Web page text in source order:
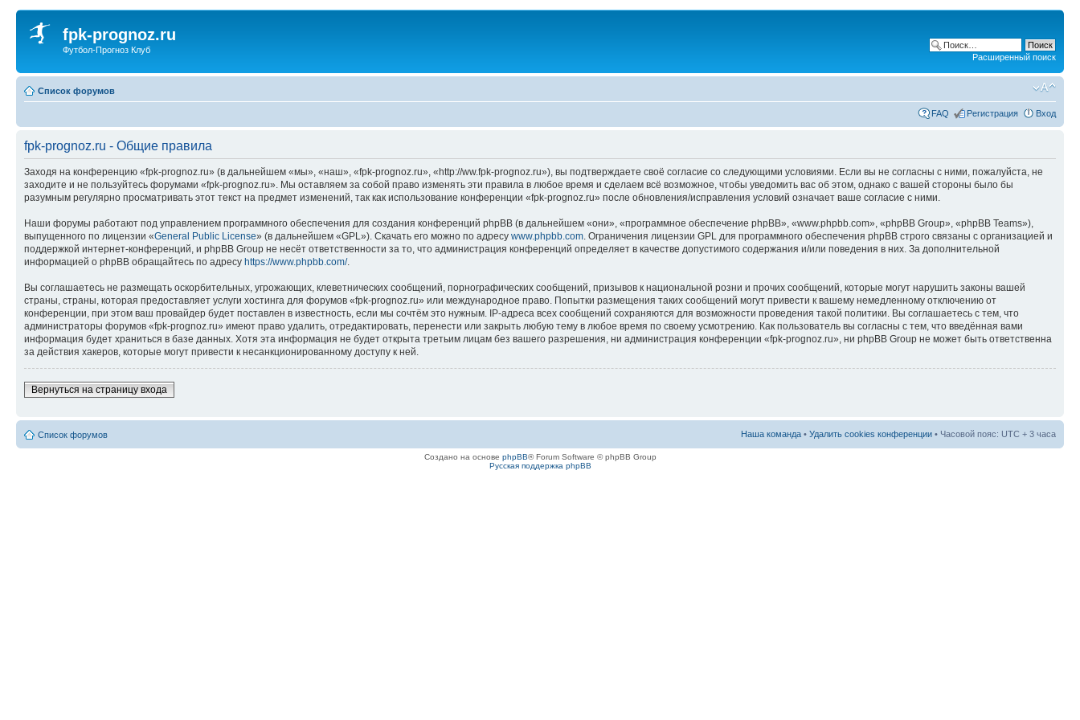
fpk-prognoz.ru
Футбол-Прогноз Клуб
Расширенный поиск
Список форумов
FAQ Регистрация Вход
fpk-prognoz.ru - Общие правила
Заходя на конференцию «fpk-prognoz.ru» (в дальнейшем «мы», «наш», «fpk-prognoz.ru», «http://ww.fpk-prognoz.ru»), вы подтверждаете своё согласие со следующими условиями. Если вы не согласны с ними, пожалуйста, не
заходите и не пользуйтесь форумами «fpk-prognoz.ru». Мы оставляем за собой право изменять эти правила в любое время и сделаем всё возможное, чтобы уведомить вас об этом, однако с вашей стороны было бы
разумным регулярно просматривать этот текст на предмет изменений, так как использование конференции «fpk-prognoz.ru» после обновления/исправления условий означает ваше согласие с ними.
Наши форумы работают под управлением программного обеспечения для создания конференций phpBB (в дальнейшем «они», «программное обеспечение phpBB», «www.phpbb.com», «phpBB Group», «phpBB Teams»),
выпущенного по лицензии «General Public License» (в дальнейшем «GPL»). Скачать его можно по адресу www.phpbb.com . Ограничения лицензии GPL для программного обеспечения phpBB строго связаны с организацией и
поддержкой интернет-конференций, и phpBB Group не несёт ответственности за то, что администрация конференций определяет в качестве допустимого содержания и/или поведения в них. За дополнительной
информацией о phpBB обращайтесь по адресу https://www.phpbb.com/.
Вы соглашаетесь не размещать оскорбительных, угрожающих, клеветнических сообщений, порнографических сообщений, призывов к национальной розни и прочих сообщений, которые могут нарушить законы вашей
страны, страны, которая предоставляет услуги хостинга для форумов «fpk-prognoz.ru» или международное право. Попытки размещения таких сообщений могут привести к вашему немедленному отключению от
конференции, при этом ваш провайдер будет поставлен в известность, если мы сочтём это нужным. IP-адреса всех сообщений сохраняются для возможности проведения такой политики. Вы соглашаетесь с тем, что
администраторы форумов «fpk-prognoz.ru» имеют право удалить, отредактировать, перенести или закрыть любую тему в любое время по своему усмотрению. Как пользователь вы согласны с тем, что введённая вами
информация будет храниться в базе данных. Хотя эта информация не будет открыта третьим лицам без вашего разрешения, ни администрация конференции «fpk-prognoz.ru», ни phpBB Group не может быть ответственна
за действия хакеров, которые могут привести к несанкционированному доступу к ней.
Вернуться на страницу входа
Список форумов Наша команда • Удалить cookies конференции • Часовой пояс: UTC + 3 часа
Создано на основе phpBB® Forum Software © phpBB Group
Русская поддержка phpBB